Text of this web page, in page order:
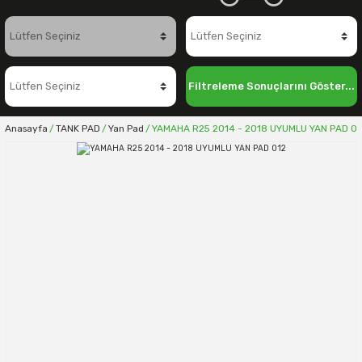
Filtreleme Sonuçlarını Göster...
Anasayfa TANK PAD Yan Pad YAMAHA R25 2014 - 2018 UYUMLU YAN PAD